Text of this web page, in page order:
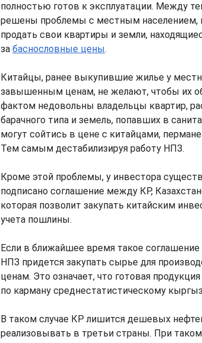
полностью готов к эксплуатации. Между
решены проблемы с местным населением,
продать свои квартиры и земли,
за баснословные цены.
Китайцы, ранее выкупившие жилье у
завышенным ценам, не желают, чтобы их
фактом недовольны владельцы квартир,
барачного типа и земель, попавших в
могут сойтись в цене с китайцами,
Тем самым дестабилизируя работу НПЗ.
Кроме этой проблемы, у инвестора
подписано соглашение между КР,
которая позволит закупать китайским
учета пошлины.
Если в ближайшее время такое соглашение
НПЗ придется закупать сырье для
ценам. Это означает, что готовая
по карману среднестатистическому
В таком случае КР лишится дешевых
реализовывать в третьи страны. При